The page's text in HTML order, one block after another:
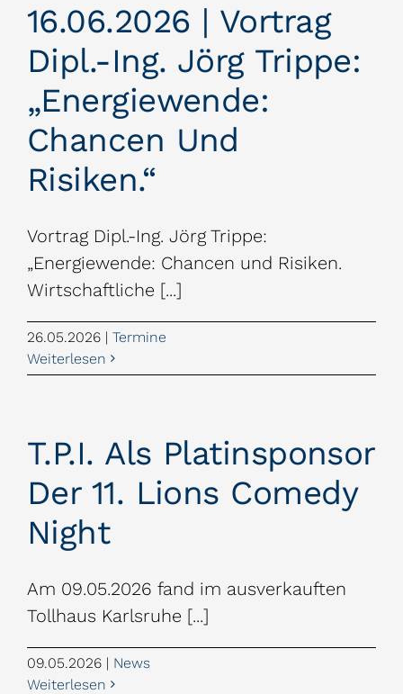
16.06.2026 | Vortrag
Dipl.-Ing. Jörg Trippe:
„Energiewende:
Chancen Und
Risiken.“
Vortrag Dipl.-Ing. Jörg Trippe:
„Energiewende: Chancen und Risiken.
Wirtschaftliche [...]
26.05.2026 | Termine
Weiterlesen
T.P.I. Als Platinsponsor
Der 11. Lions Comedy
Night
Am 09.05.2026 fand im ausverkauften
Tollhaus Karlsruhe [...]
09.05.2026 | News
Weiterlesen